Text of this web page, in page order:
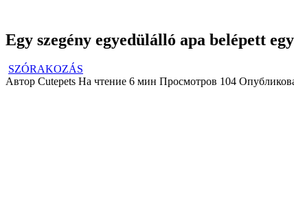
Egy szegény egyedülálló apa belépett
SZÓRAKOZÁS
Автор Cutepets На чтение 6 мин Просмотров 104